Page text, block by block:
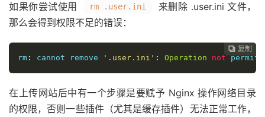
如果你尝试使用 rm .user.ini
来删除 .user.ini 文件，
那么会得到权限不足的错误：
 复制
 复制
 复制
 复制
 复制
 复制
rm : cannot remove '.user.ini' : Operation not
在上传网站后中有一个步骤是要赋予 Nginx 操作网络目录
的权限，否则一些插件（尤其是缓存插件）无法正常工作，